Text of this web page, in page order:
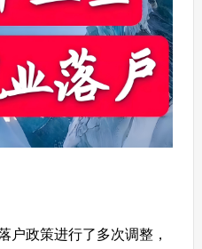
户政策进行了多次调整，